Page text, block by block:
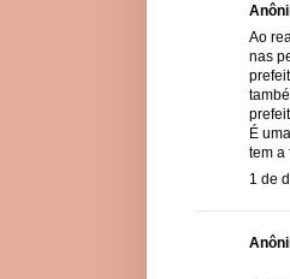
Ao
nas
É
tem a
1 de